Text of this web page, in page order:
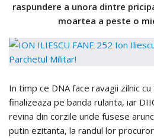
raspundere a unora dintre
moartea a peste o
In timp ce DNA face ravagii zilnic
finalizeaza pe banda rulanta, iar
revina din corzile unde fusese
putin ezitanta, la randul lor